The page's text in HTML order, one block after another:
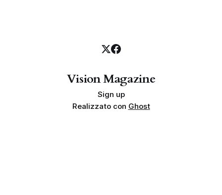
Vision Magazine
Sign up
Realizzato con Ghost